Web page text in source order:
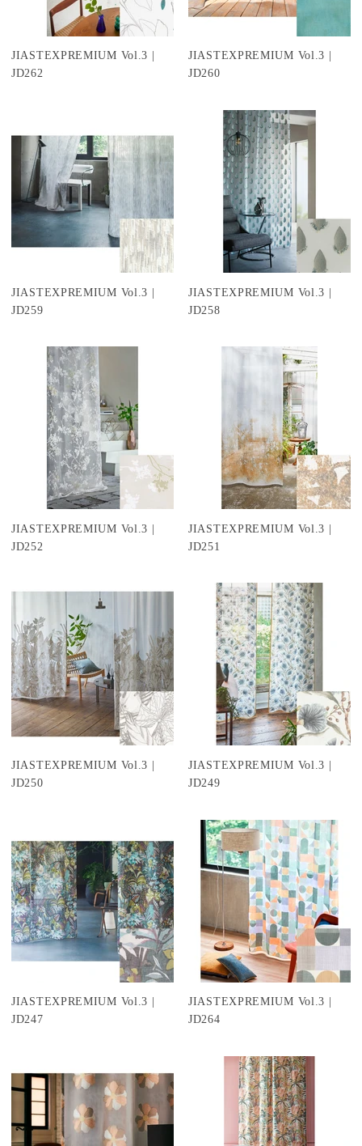
JIASTEXPREMIUM Vol.3 |
JD262
JIASTEXPREMIUM Vol.3 |
JD260
JIASTEXPREMIUM Vol.3 |
JD259
JIASTEXPREMIUM Vol.3 |
JD258
JIASTEXPREMIUM Vol.3 |
JD252
JIASTEXPREMIUM Vol.3 |
JD251
JIASTEXPREMIUM Vol.3 |
JD250
JIASTEXPREMIUM Vol.3 |
JD249
JIASTEXPREMIUM Vol.3 |
JD247
JIASTEXPREMIUM Vol.3 |
JD264